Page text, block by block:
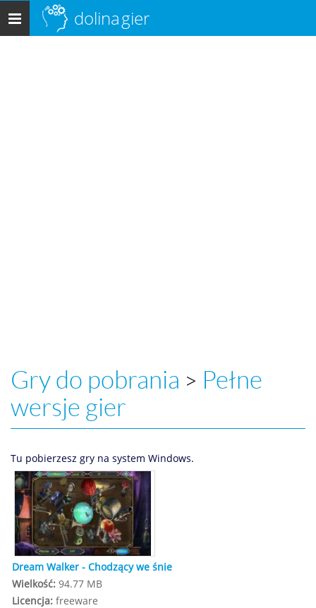
Menu
główne
dolinagier
Gry do pobrania > Pełne
wersje gier
Tu pobierzesz gry na system Windows.
Dream Walker - Chodzący we śnie
Wielkość: 94.77 MB
Licencja: freeware